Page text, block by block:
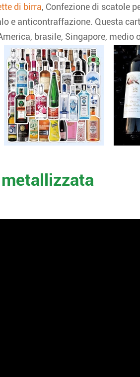
di birra, Confezione di scatole
e anticontraffazione. Questa
brasile, Singapore, medio